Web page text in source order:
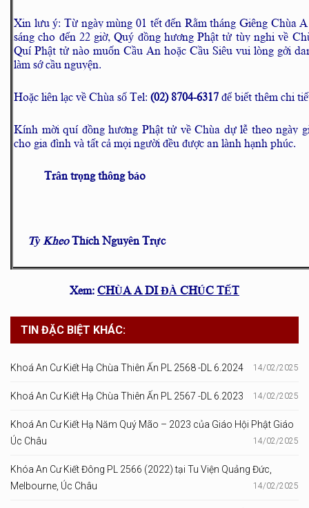
Xin lưu ý: Từ ngày mùng 01 tết đến Rằm tháng Giêng Chùa
sáng cho đến 22 giờ, Quý đồng hương Phật tử tùy nghi về
Quí Phật tử nào muốn Cầu An hoặc Cầu Siêu vui lòng gởi
làm sớ cầu nguyện.
Hoặc liên lạc về Chùa số Tel: (02) 8704-6317 để biết thêm chi
Kính mời quí đồng hương Phật tử về Chùa dự lễ theo ngày
cho gia đình và tất cả mọi người đều được an lành hạnh phúc.
Trân trọng thông báo
Tỳ Kheo Thích Nguyên Trực
Xem: CHÙA A DI ĐÀ CHÚC TẾT
TIN ĐẶC BIỆT KHÁC:
Khoá An Cư Kiết Hạ Chùa Thiên Ấn PL 2568 -DL 6.2024 14/02/2025
Khoá An Cư Kiết Hạ Chùa Thiên Ấn PL 2567 -DL 6.2023 14/02/2025
Khoá An Cư Kiết Hạ Năm Quý Mão – 2023 của Giáo Hội Phật Giáo
Úc Châu
14/02/2025
Khóa An Cư Kiết Đông PL 2566 (2022) tại Tu Viện Quảng Đức,
Melbourne, Úc Châu
14/02/2025